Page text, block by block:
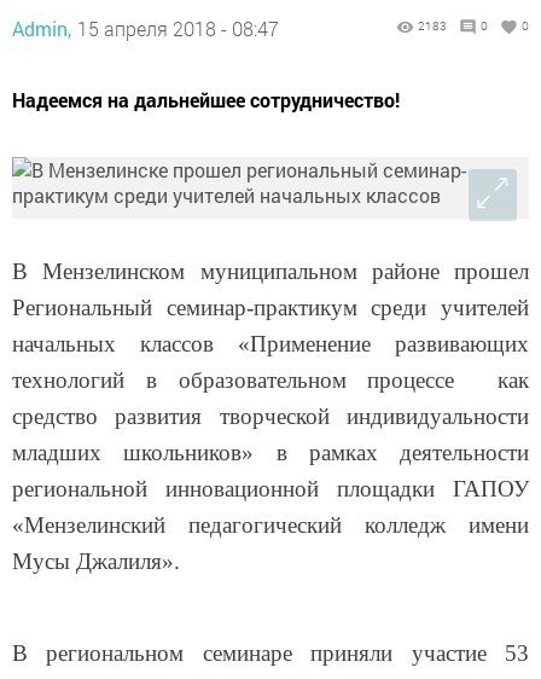
Admin, 15 апреля 2018 - 08:47 2183 0 0
Надеемся на дальнейшее сотрудничество!
В Мензелинском муниципальном районе прошел
Региональный семинар-практикум среди учителей
начальных классов «Применение развивающих
технологий в образовательном процессе как
средство развития творческой индивидуальности
младших школьников» в рамках деятельности
региональной инновационной площадки ГАПОУ
«Мензелинский педагогический колледж имени
Мусы Джалиля».
В региональном семинаре приняли участие 53